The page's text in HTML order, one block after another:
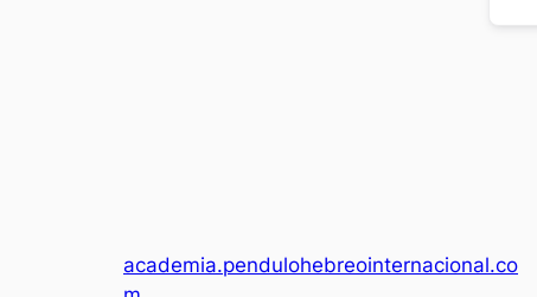
academia.pendulohebreointernacional.co